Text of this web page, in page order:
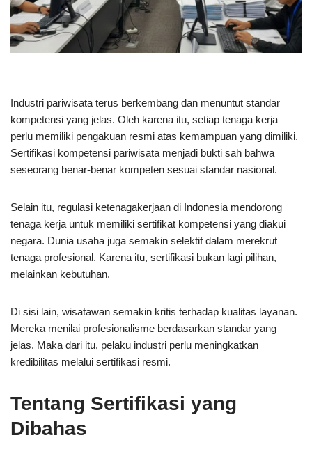
Industri pariwisata terus berkembang dan menuntut standar
kompetensi yang jelas. Oleh karena itu, setiap tenaga kerja
perlu memiliki pengakuan resmi atas kemampuan yang dimiliki.
Sertifikasi kompetensi pariwisata menjadi bukti sah bahwa
seseorang benar-benar kompeten sesuai standar nasional.
Selain itu, regulasi ketenagakerjaan di Indonesia mendorong
tenaga kerja untuk memiliki sertifikat kompetensi yang diakui
negara. Dunia usaha juga semakin selektif dalam merekrut
tenaga profesional. Karena itu, sertifikasi bukan lagi pilihan,
melainkan kebutuhan.
Di sisi lain, wisatawan semakin kritis terhadap kualitas layanan.
Mereka menilai profesionalisme berdasarkan standar yang
jelas. Maka dari itu, pelaku industri perlu meningkatkan
kredibilitas melalui sertifikasi resmi.
Tentang Sertifikasi yang
Dibahas